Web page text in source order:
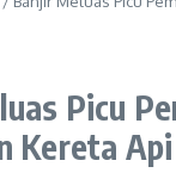
Picu
Kereta Api